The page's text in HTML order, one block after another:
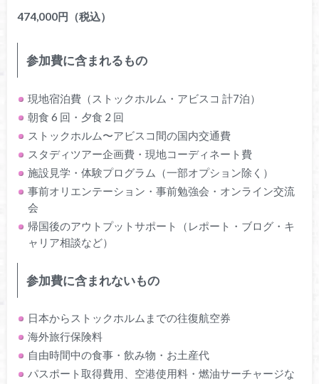
474,000円（税込）
参加費に含まれるもの
現地宿泊費（ストックホルム・アビスコ 計7泊）
朝食 6 回・夕食 2 回
ストックホルム〜アビスコ間の国内交通費
スタディツアー企画費・現地コーディネート費
施設見学・体験プログラム（一部オプション除く）
事前オリエンテーション・事前勉強会・オンライン交流
会
帰国後のアウトプットサポート（レポート・ブログ・キ
ャリア相談など）
参加費に含まれないもの
日本からストックホルムまでの往復航空券
海外旅行保険料
自由時間中の食事・飲み物・お土産代
パスポート取得費用、空港使用料・燃油サーチャージな